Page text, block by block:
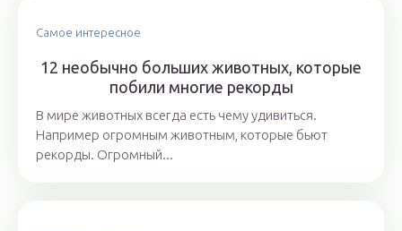
Самое интересное
12 необычно больших животных, которые
побили многие рекорды
В мире животных всегда есть чему удивиться.
Например огромным животным, которые бьют
рекорды. Огромный...